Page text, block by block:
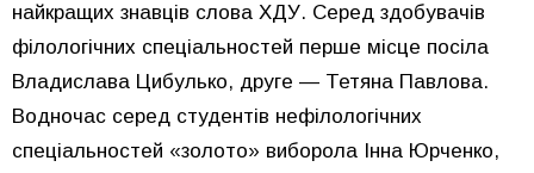
найкращих знавців слова ХДУ. Серед здобувачів
філологічних спеціальностей перше місце посіла
Владислава Цибулько, друге — Тетяна Павлова.
Водночас серед студентів нефілологічних
спеціальностей «золото» виборола Інна Юрченко,